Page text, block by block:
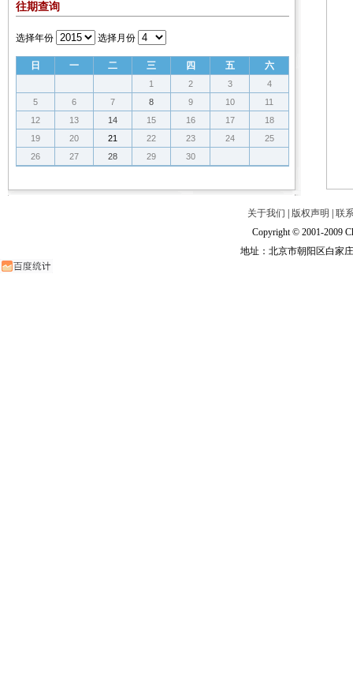
往期查询
选择年份 选择月份
日 一 二 三 四 五 六
1 2 3
4
5
6 7 8 9 10
11
12
13 14 15 16 17
18
19
20 21 22 23 24
25
26
27 28 29 30
关于我们 版权声明
联
Copyright © 2001-2009
地址：北京市朝阳区白家